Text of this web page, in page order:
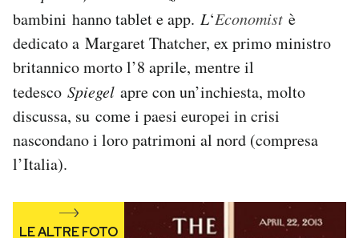
Area Personale
Newsletter
Hai bisogno di aiuto?
Esci
bambini hanno tablet e app. L‘Economist è
dedicato a Margaret Thatcher, ex primo ministro
britannico morto l’8 aprile, mentre il
tedesco Spiegel apre con un’inchiesta, molto
discussa, su come i paesi europei in crisi
nascondano i loro patrimoni al nord (compresa
l’Italia).